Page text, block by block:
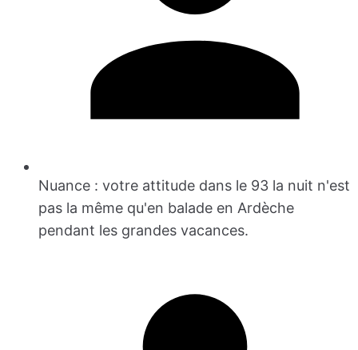
Nuance : votre attitude dans le 93 la nuit n'est
pas la même qu'en balade en Ardèche
pendant les grandes vacances.